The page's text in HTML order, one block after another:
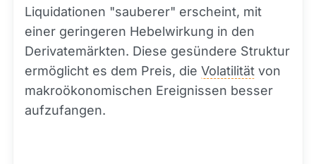
Liquidationen "sauberer" erscheint, mit
einer geringeren Hebelwirkung in den
Derivatemärkten. Diese gesündere Struktur
ermöglicht es dem Preis, die Volatilität von
makroökonomischen Ereignissen besser
aufzufangen.